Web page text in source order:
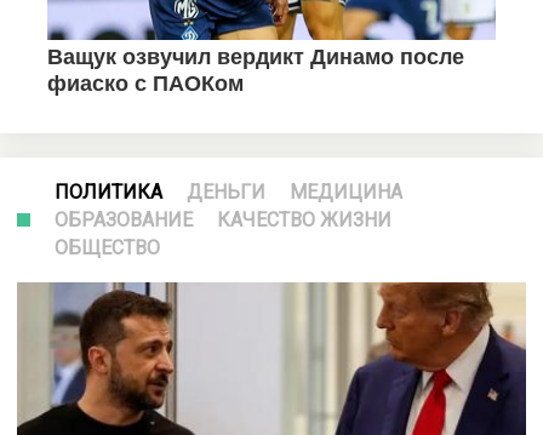
ПОЛИТИКА ДЕНЬГИ
МЕДИЦИНА
ОБРАЗОВАНИЕ
КАЧЕСТВО ЖИЗНИ
ОБЩЕСТВО